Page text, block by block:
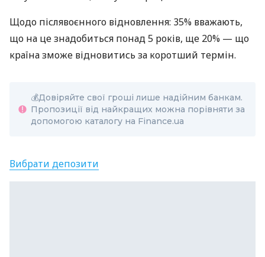
Щодо післявоєнного відновлення: 35% вважають,
що на це знадобиться понад 5 років, ще 20% — що
країна зможе відновитись за коротший термін.
💰Довіряйте свої гроші лише надійним банкам.
Пропозиції від найкращих можна порівняти за
допомогою каталогу на Finance.ua
Вибрати депозити